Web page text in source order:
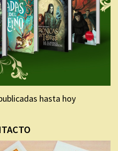
hasta hoy